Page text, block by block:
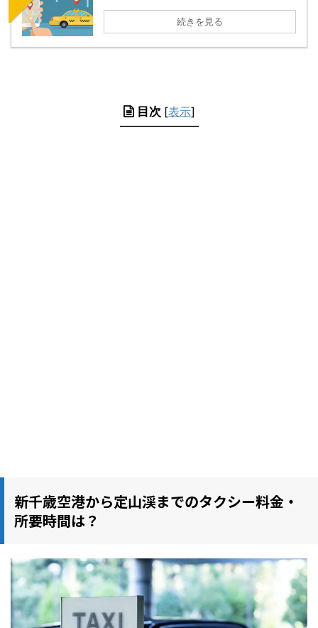
続きを見る
目次 [表示]
新千歳空港から定山渓までのタクシー料金・
所要時間は？